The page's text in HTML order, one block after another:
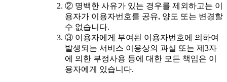
② 명백한 사유가 있는 경우를 제외하고는 이
용자가 이용자번호를 공유, 양도 또는 변경할
수 없습니다.
③ 이용자에게 부여된 이용자번호에 의하여
발생되는 서비스 이용상의 과실 또는 제3자
에 의한 부정사용 등에 대한 모든 책임은 이
용자에게 있습니다.